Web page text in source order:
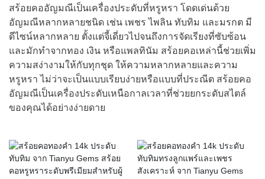
สร้อยคออัญมณีเป็นเครื่องประดับที่หรูหรา โดดเด่นด้วย
อัญมณีหลากหลายชนิด เช่น เพชร ไพลิน ทับทิม และมรกต มี
ดีไซน์หลากหลาย ตั้งแต่จี้เดี่ยวไปจนถึงการจัดเรียงที่ซับซ้อน
และมักทำจากทอง เงิน หรือแพลทินัม สร้อยคอเหล่านี้ช่วยเพิ่ม
ความสง่างามให้กับทุกชุด ให้ความหลากหลายและความ
หรูหรา ไม่ว่าจะเป็นแบบเรียบง่ายหรือแบบที่ประณีต สร้อยคอ
อัญมณีเป็นเครื่องประดับเหนือกาลเวลาที่ช่วยยกระดับสไตล์
ของคุณได้อย่างง่ายดาย